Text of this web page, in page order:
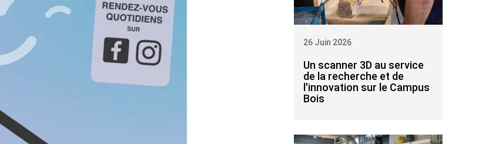
Un scanner 3D au service
de la recherche et de
l'innovation sur le Campus
Bois
26 Juin 2026